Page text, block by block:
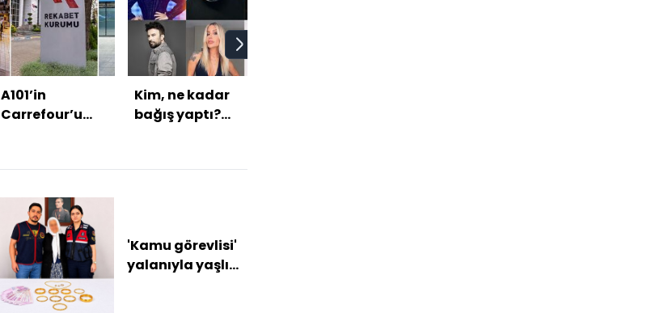
A101’in
Carrefour’u
Kim, ne kadar
bağış yaptı?
'Kamu görevlisi'
yalanıyla yaşlı